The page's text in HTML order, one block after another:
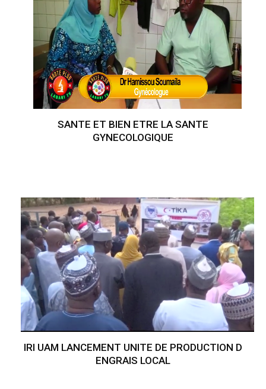
SANTE ET BIEN ETRE LA SANTE
GYNECOLOGIQUE
IRI UAM LANCEMENT UNITE DE PRODUCTION D
ENGRAIS LOCAL